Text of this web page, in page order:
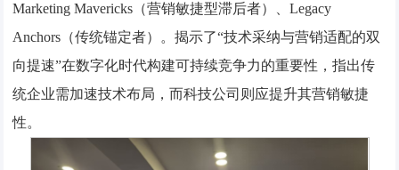
Marketing Mavericks（营销敏捷型滞后者）、Legacy
Anchors（传统锚定者）。揭示了“技术采纳与营销适配的双
向提速”在数字化时代构建可持续竞争力的重要性，指出传
统企业需加速技术布局，而科技公司则应提升其营销敏捷
性。